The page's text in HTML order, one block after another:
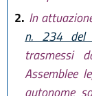
2. In
n. 234 del
trasmessi
Assemblee
autonome